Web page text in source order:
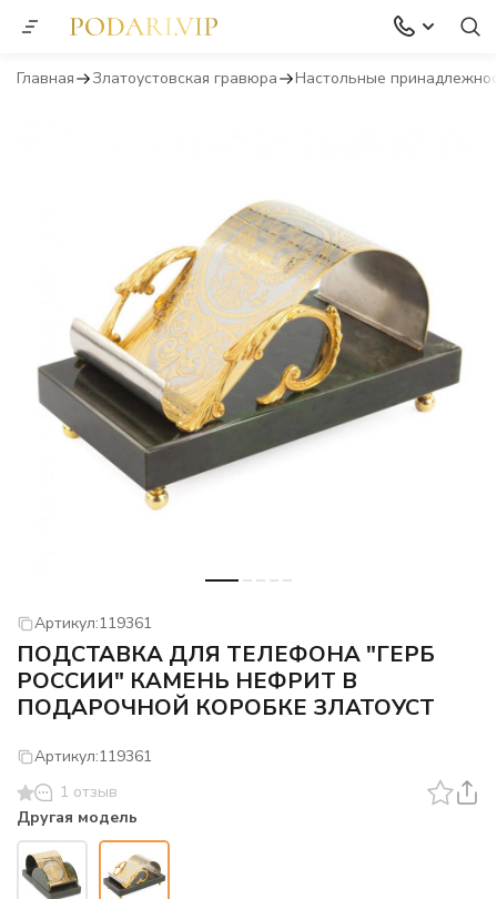
Главная Златоустовская гравюра Настольные
Артикул:119361
ПОДСТАВКА ДЛЯ ТЕЛЕФОНА "ГЕРБ
РОССИИ" КАМЕНЬ НЕФРИТ В
ПОДАРОЧНОЙ КОРОБКЕ ЗЛАТОУСТ
Артикул:119361
1 отзыв
Другая модель